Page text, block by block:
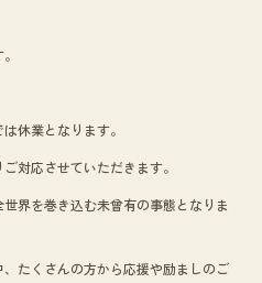
休業となります。
対応させていただきます。
界を巻き込む未曾有の事態となりま
たくさんの方から応援や励ましのご